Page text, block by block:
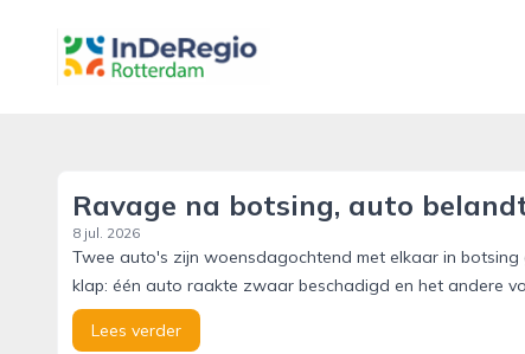
inderegiorotterdam.nl
Ravage na botsing, auto
8 jul. 2026
Twee auto's zijn woensdagochtend met elkaar in
klap: één auto raakte zwaar beschadigd en het andere
Lees verder